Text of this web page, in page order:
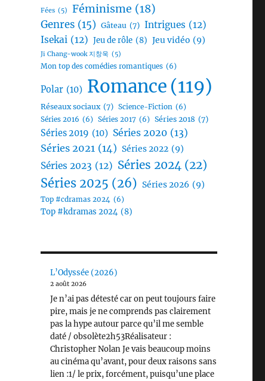
Fées (5) Féminisme (18)
Genres (15) Gâteau (7) Intrigues (12)
Isekai (12) Jeu de rôle (8) Jeu vidéo (9)
Ji Chang-wook 지창욱 (5)
Mon top des comédies romantiques (6)
Polar (10) Romance (119)
Réseaux sociaux (7) Science-Fiction (6)
Séries 2016 (6) Séries 2017 (6) Séries 2018 (7)
Séries 2019 (10) Séries 2020 (13)
Séries 2021 (14) Séries 2022 (9)
Séries 2023 (12) Séries 2024 (22)
Séries 2025 (26) Séries 2026 (9)
Top #cdramas 2024 (6)
Top #kdramas 2024 (8)
L’Odyssée (2026)
2 août 2026
Je n’ai pas détesté car on peut toujours faire
pire, mais je ne comprends pas clairement
pas la hype autour parce qu’il me semble
daté / obsolète2h53Réalisateur :
Christopher Nolan Je vais beaucoup moins
au cinéma qu’avant, pour deux raisons sans
lien :1/ le prix, forcément, puisqu’une place